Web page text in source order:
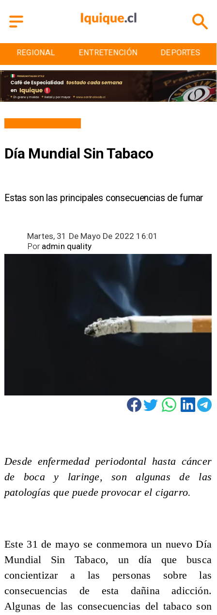
ENTRETENCIÓN DEPORTES CULTURA
Día Mundial Sin Tabaco
Estas son las principales consecuencias de fumar
Martes, 31 De Mayo De 2022 16:01
admin quality
Por
Desde enfermedad periodontal hasta cáncer
de boca y laringe, son algunas de las
patologías que puede provocar el cigarro.
Este 31 de mayo se conmemora un nuevo Día
Mundial Sin Tabaco, un día que busca
concientizar a las personas sobre las
consecuencias de esta dañina adicción.
Algunas de las consecuencias del tabaco son